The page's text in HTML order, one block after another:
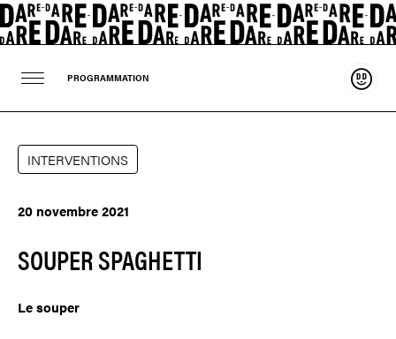
PROGRAMMATION
INTERVENTIONS
20 novembre 2021
SOUPER SPAGHETTI
Le souper